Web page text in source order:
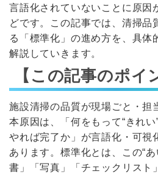
言語化されていないことに原因
どです。この記事では、清掃品
る「標準化」の進め方を、具体
解説していきます。
【この記事のポイ
施設清掃の品質が現場ごと・担
本原因は、「何をもって“きれ
やれば完了か」が言語化・可視
あります。標準化とは、この“
書」「写真」「チェックリスト